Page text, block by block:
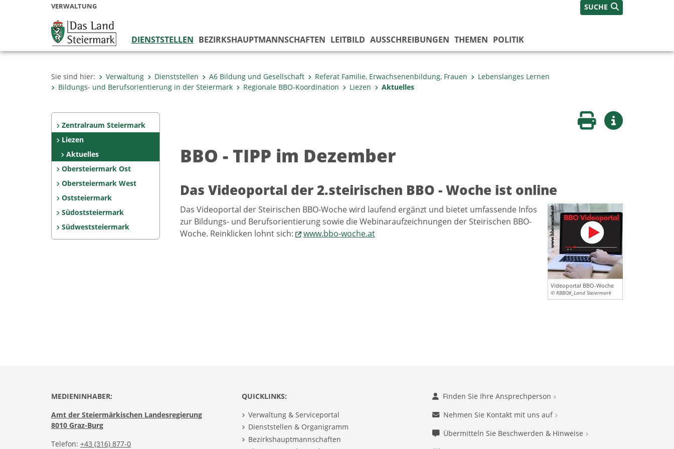
VERWALTUNG SUCHE
DIENSTSTELLEN BEZIRKS­HAUPTMANNSCHAFTEN LEITBILD AUSSCHREIBUNGEN THEMEN POLITIK
Sie sind hier: Verwaltung Dienststellen A6 Bildung und Gesellschaft Referat Familie, Erwachsenenbildung, Frauen
Lebenslanges Lernen
Bildungs- und Berufsorientierung in der Steiermark
Regionale BBO-Koordination Liezen Aktuelles
Zentralraum Steiermark
Liezen
Aktuelles
Obersteiermark Ost
Obersteiermark West
Oststeiermark
Südoststeiermark
Südweststeiermark
Seite druckenWeitere Infos
BBO - TIPP im Dezember
Das Videoportal der 2.steirischen BBO - Woche ist online
Videoportal BBO-Woche
© RBBOK_Land Steiermark
Das Videoportal der Steirischen BBO-Woche wird laufend ergänzt und bietet umfassende Infos
zur Bildungs- und Berufsorientierung sowie die Webinaraufzeichnungen der Steirischen BBO-
Woche. Reinklicken lohnt sich:
www.bbo-woche.at
MEDIENINHABER:
Amt der Steiermärkischen Landesregierung
8010 Graz-Burg
Telefon: +43 (316) 877-0
QUICKLINKS:
Verwaltung & Serviceportal
Dienststellen & Organigramm
Bezirkshauptmannschaften
Finden Sie Ihre Ansprechperson
Nehmen Sie Kontakt mit uns auf
Übermitteln Sie Beschwerden & Hinweise